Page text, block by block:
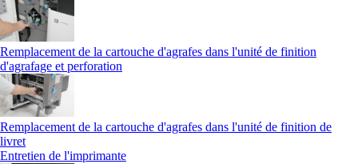
Remplacement de la cartouche d'agrafes dans l'unité de finition
d'agrafage et perforation
Remplacement de la cartouche d'agrafes dans l'unité de finition de
livret
Entretien de l'imprimante